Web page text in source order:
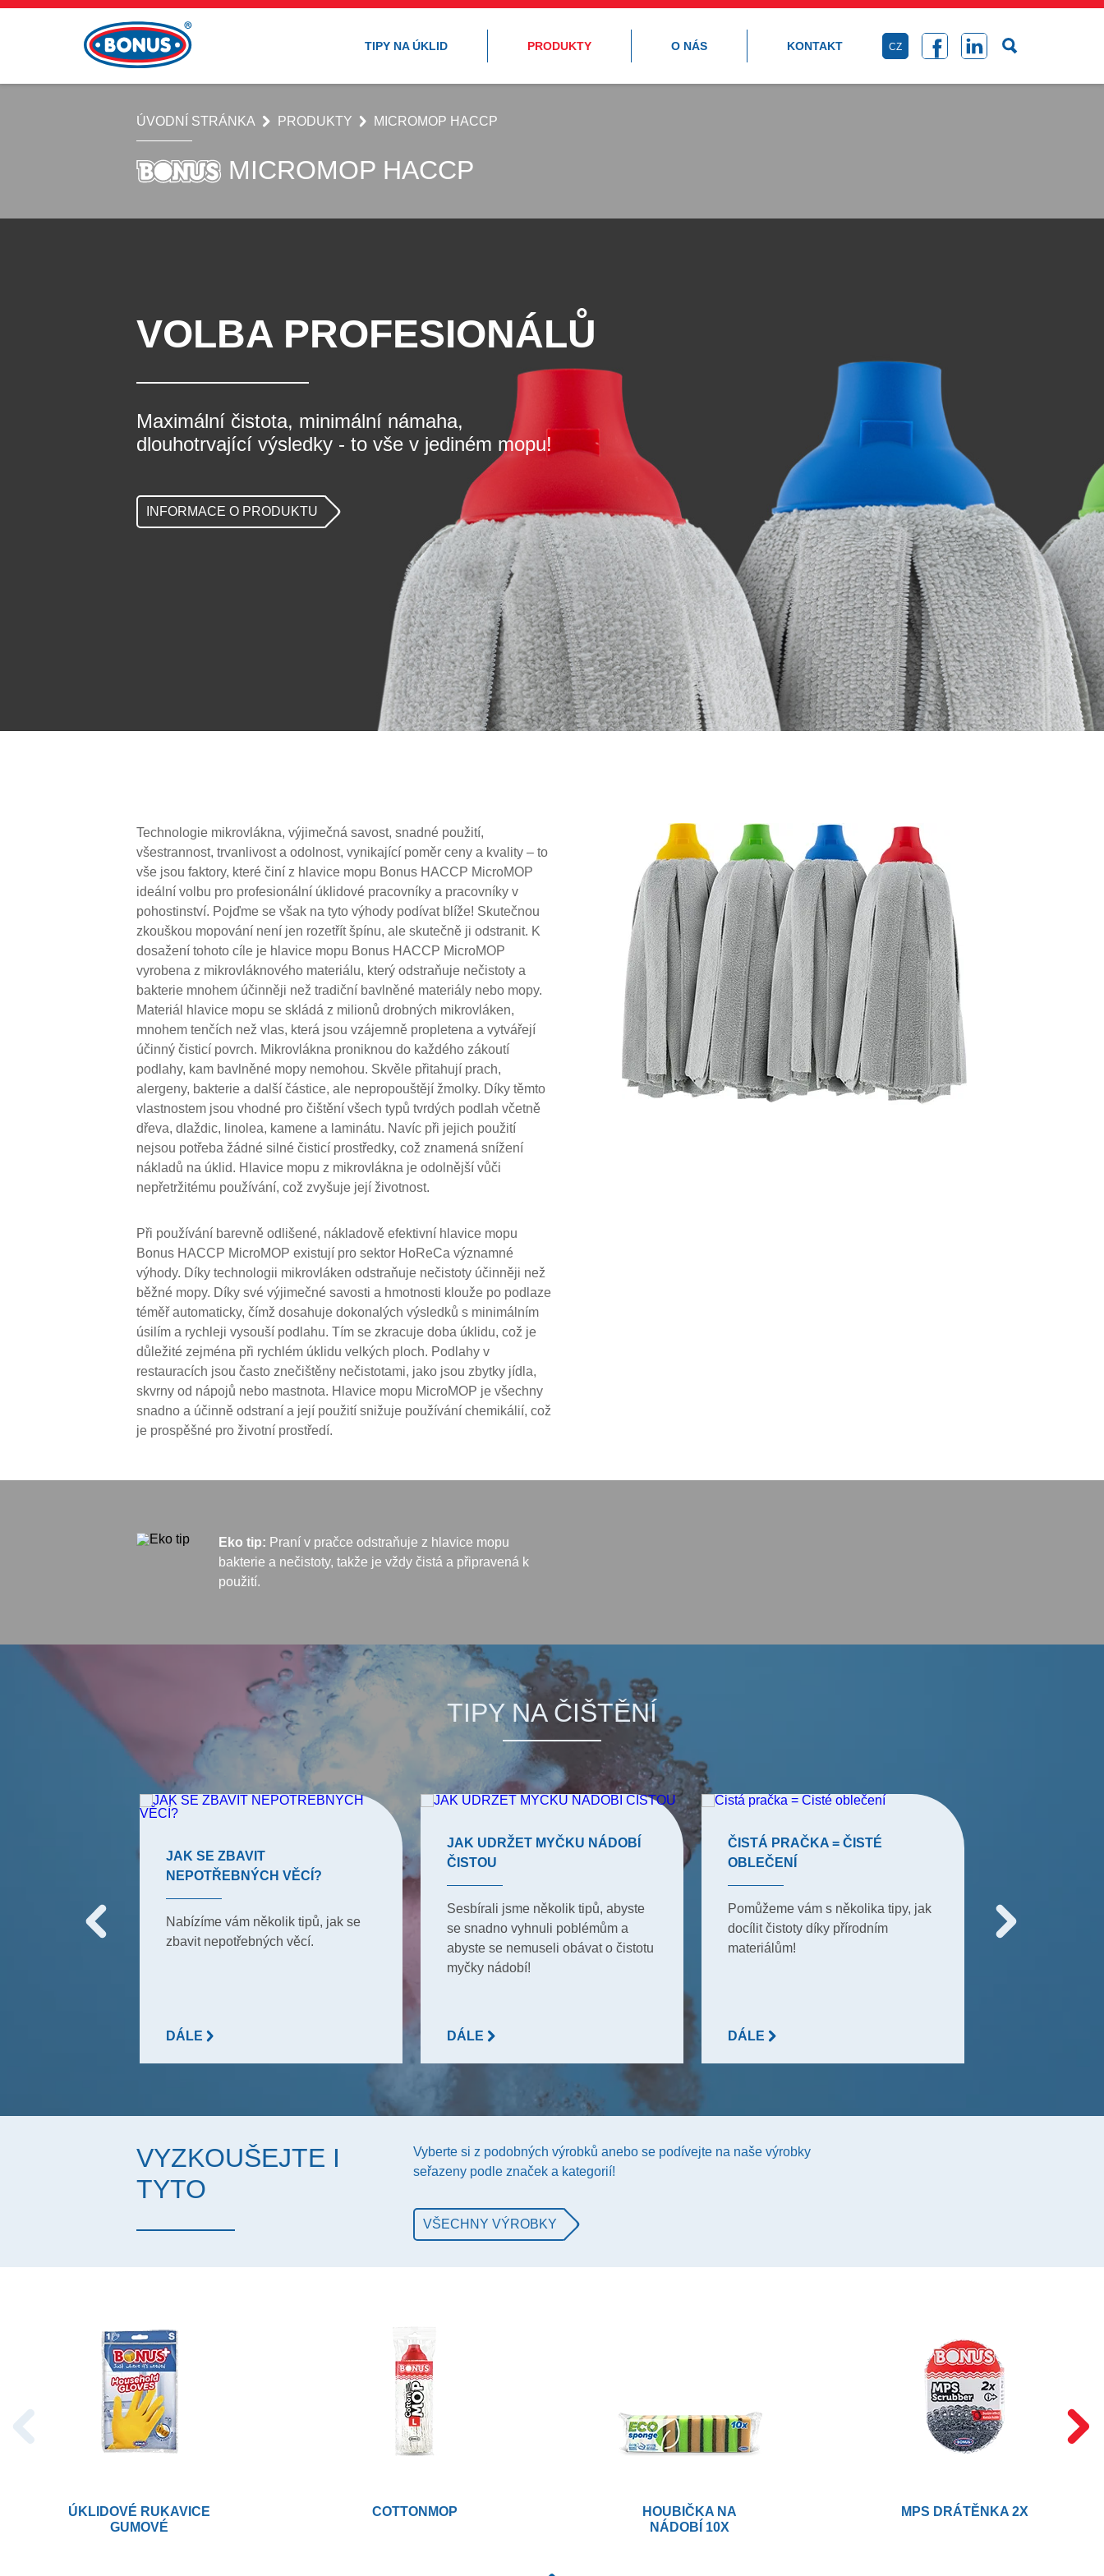
TIPY NA ÚKLID PRODUKTY O NÁS KONTAKT CZ
ÚVODNÍ STRÁNKA PRODUKTY MICROMOP HACCP
MICROMOP HACCP
VOLBA PROFESIONÁLŮ
Maximální čistota, minimální námaha,
dlouhotrvající výsledky - to vše v jediném mopu!
INFORMACE O PRODUKTU
Technologie mikrovlákna, výjimečná savost, snadné použití,
všestrannost, trvanlivost a odolnost, vynikající poměr ceny a kvality – to
vše jsou faktory, které činí z hlavice mopu Bonus HACCP MicroMOP
ideální volbu pro profesionální úklidové pracovníky a pracovníky v
pohostinství. Pojďme se však na tyto výhody podívat blíže! Skutečnou
zkouškou mopování není jen rozetřít špínu, ale skutečně ji odstranit. K
dosažení tohoto cíle je hlavice mopu Bonus HACCP MicroMOP
vyrobena z mikrovláknového materiálu, který odstraňuje nečistoty a
bakterie mnohem účinněji než tradiční bavlněné materiály nebo mopy.
Materiál hlavice mopu se skládá z milionů drobných mikrovláken,
mnohem tenčích než vlas, která jsou vzájemně propletena a vytvářejí
účinný čisticí povrch. Mikrovlákna proniknou do každého zákoutí
podlahy, kam bavlněné mopy nemohou. Skvěle přitahují prach,
alergeny, bakterie a další částice, ale nepropouštějí žmolky. Díky těmto
vlastnostem jsou vhodné pro čištění všech typů tvrdých podlah včetně
dřeva, dlaždic, linolea, kamene a laminátu. Navíc při jejich použití
nejsou potřeba žádné silné čisticí prostředky, což znamená snížení
nákladů na úklid. Hlavice mopu z mikrovlákna je odolnější vůči
nepřetržitému používání, což zvyšuje její životnost.
Při používání barevně odlišené, nákladově efektivní hlavice mopu
Bonus HACCP MicroMOP existují pro sektor HoReCa významné
výhody. Díky technologii mikrovláken odstraňuje nečistoty účinněji než
běžné mopy. Díky své výjimečné savosti a hmotnosti klouže po podlaze
téměř automaticky, čímž dosahuje dokonalých výsledků s minimálním
úsilím a rychleji vysouší podlahu. Tím se zkracuje doba úklidu, což je
důležité zejména při rychlém úklidu velkých ploch. Podlahy v
restauracích jsou často znečištěny nečistotami, jako jsou zbytky jídla,
skvrny od nápojů nebo mastnota. Hlavice mopu MicroMOP je všechny
snadno a účinně odstraní a její použití snižuje používání chemikálií, což
je prospěšné pro životní prostředí.
Eko tip: Praní v pračce odstraňuje z hlavice mopu
bakterie a nečistoty, takže je vždy čistá a připravená k
použití.
TIPY NA ČIŠTĚNÍ
JAK SE ZBAVIT
NEPOTŘEBNÝCH VĚCÍ?
Nabízíme vám několik tipů, jak se
zbavit nepotřebných věcí.
DÁLE
JAK UDRŽET MYČKU NÁDOBÍ
ČISTOU
Sesbírali jsme několik tipů, abyste
se snadno vyhnuli poblémům a
abyste se nemuseli obávat o čistotu
myčky nádobí!
DÁLE
ČISTÁ PRAČKA = ČISTÉ
OBLEČENÍ
Pomůžeme vám s několika tipy, jak
docílit čistoty díky přírodním
materiálům!
DÁLE
10 tipů proč
VYZKOUŠEJTE I
TYTO
Vyberte si z podobných výrobků anebo se podívejte na naše výrobky
seřazeny podle značek a kategorií!
VŠECHNY VÝROBKY
ÚKLIDOVÉ RUKAVICE
GUMOVÉ
COTTONMOP
HOUBIČKA NA
NÁDOBÍ 10X
MPS DRÁTĚNKA 2X